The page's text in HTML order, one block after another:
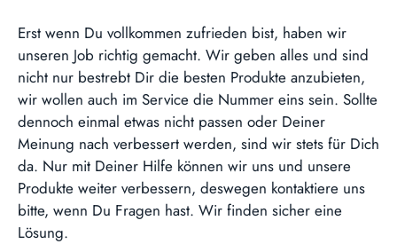
Erst wenn Du vollkommen zufrieden bist, haben wir
unseren Job richtig gemacht. Wir geben alles und sind
nicht nur bestrebt Dir die besten Produkte anzubieten,
wir wollen auch im Service die Nummer eins sein. Sollte
dennoch einmal etwas nicht passen oder Deiner
Meinung nach verbessert werden, sind wir stets für Dich
da. Nur mit Deiner Hilfe können wir uns und unsere
Produkte weiter verbessern, deswegen kontaktiere uns
bitte, wenn Du Fragen hast. Wir finden sicher eine
Lösung.